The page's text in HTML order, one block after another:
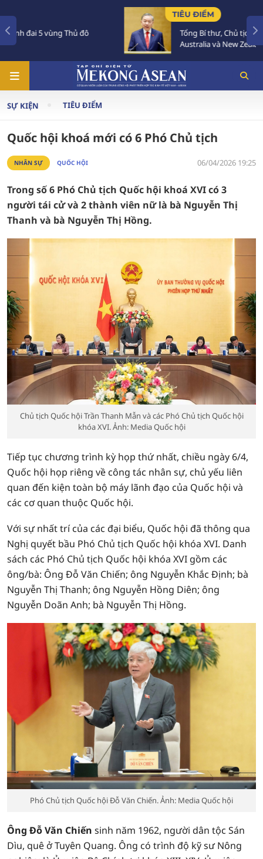
Tổng Bí thư, Chủ tịch nước Tô Lâm sắp thăm
Australia và New Zealand
SỰ KIỆN TIÊU ĐIỂM
Quốc hội khoá mới có 6 Phó Chủ tịch
NHÂN SỰ QUỐC HỘI 06/04/2026 19:25
Trong số 6 Phó Chủ tịch Quốc hội khoá XVI có 3
người tái cử và 2 thành viên nữ là bà Nguyễn Thị
Thanh và bà Nguyễn Thị Hồng.
Chủ tịch Quốc hội Trần Thanh Mẫn và các Phó Chủ tịch Quốc hội
khóa XVI. Ảnh: Media Quốc hội
Tiếp tục chương trình kỳ họp thứ nhất, chiều ngày 6/4,
Quốc hội họp riêng về công tác nhân sự, chủ yếu liên
quan đến kiện toàn bộ máy lãnh đạo của Quốc hội và
các cơ quan thuộc Quốc hội.
Với sự nhất trí của các đại biểu, Quốc hội đã thông qua
Nghị quyết bầu Phó Chủ tịch Quốc hội khóa XVI. Danh
sách các Phó Chủ tịch Quốc hội khóa XVI gồm các
ông/bà: Ông Đỗ Văn Chiến; ông Nguyễn Khắc Định; bà
Nguyễn Thị Thanh; ông Nguyễn Hồng Diên; ông
Nguyễn Doãn Anh; bà Nguyễn Thị Hồng.
Phó Chủ tịch Quốc hội Đỗ Văn Chiến. Ảnh: Media Quốc hội
Ông Đỗ Văn Chiến sinh năm 1962, người dân tộc Sán
Dìu, quê ở Tuyên Quang. Ông có trình độ kỹ sư Nông